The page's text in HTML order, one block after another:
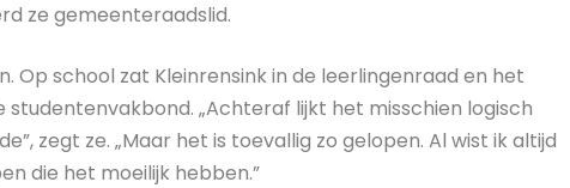
ze gemeenteraadslid.
Op school zat Kleinrensink in de leerlingenraad en het
„Achteraf lijkt het misschien logisch
zegt ze. „Maar het is toevallig zo gelopen. Al wist ik altijd
die het moeilijk hebben.”